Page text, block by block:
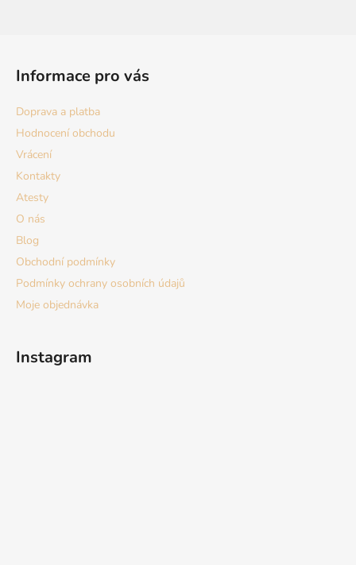
Informace pro vás
Doprava a platba
Hodnocení obchodu
Vrácení
Kontakty
Atesty
O nás
Blog
Obchodní podmínky
Podmínky ochrany osobních údajů
Moje objednávka
Instagram